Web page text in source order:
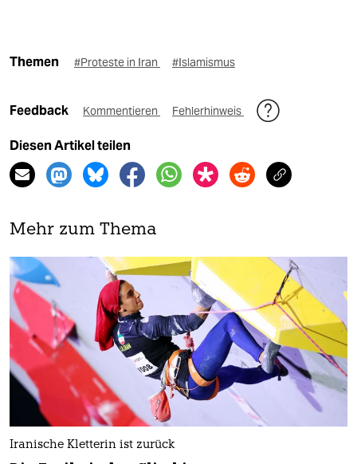
Themen #Proteste in Iran #Islamismus
Feedback Kommentieren Fehlerhinweis
Diesen Artikel teilen
Mehr zum Thema
Iranische Kletterin ist zurück